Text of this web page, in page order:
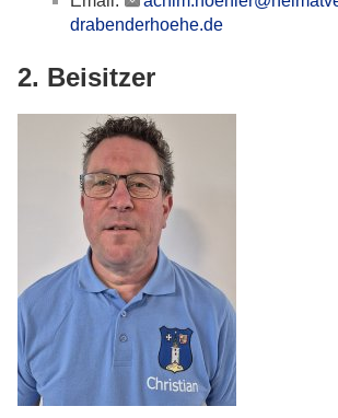
drabenderhoehe.de
2. Beisitzer